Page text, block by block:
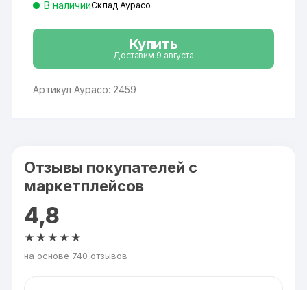
В наличииСклад Аурасо
Купить
Доставим 9 августа
Артикул Аурасо: 2459
Отзывы покупателей с
маркетплейсов
4,8
★★★★★
на основе 740 отзывов